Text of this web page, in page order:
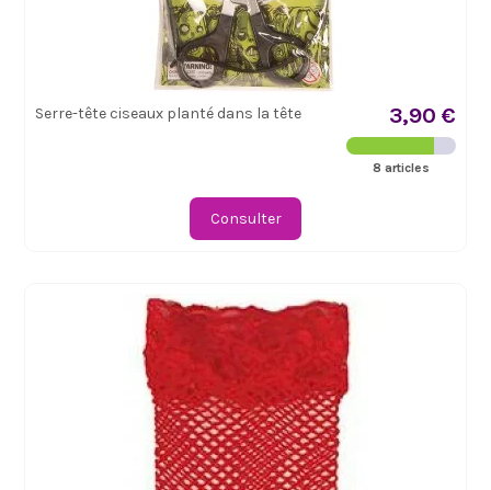
Serre-tête ciseaux planté dans la tête 3,90 €
8 articles
Consulter